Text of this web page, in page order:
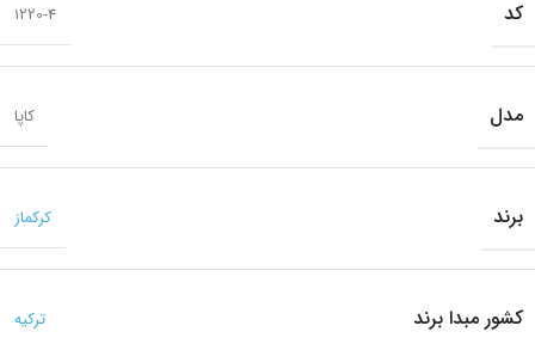
کد 1220-4
مدل کاپا
برند کرکماز
کشور مبدا برند ترکیه